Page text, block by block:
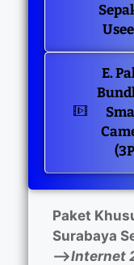
E.
Paket
Surabaya
—>Internet